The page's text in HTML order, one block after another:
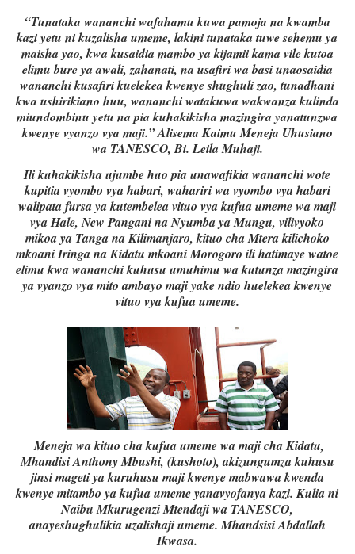
“Tunataka wananchi wafahamu kuwa pamoja na kwamba
kazi yetu ni kuzalisha umeme, lakini tunataka tuwe sehemu ya
maisha yao, kwa kusaidia mambo ya kijamii kama vile kutoa
elimu bure ya awali, zahanati, na usafiri wa basi unaosaidia
wananchi kusafiri kuelekea kwenye shughuli zao, tunadhani
kwa ushirikiano huu, wananchi watakuwa wakwanza kulinda
miundombinu yetu na pia kuhakikisha mazingira yanatunzwa
kwenye vyanzo vya maji.” Alisema Kaimu Meneja Uhusiano
wa TANESCO, Bi. Leila Muhaji.
Ili kuhakikisha ujumbe huo pia unawafikia wananchi wote
kupitia vyombo vya habari, wahariri wa vyombo vya habari
walipata fursa ya kutembelea vituo vya kufua umeme wa maji
vya Hale, New Pangani na Nyumba ya Mungu, vilivyoko
mikoa ya Tanga na Kilimanjaro, kituo cha Mtera kilichoko
mkoani Iringa na Kidatu mkoani Morogoro ili hatimaye watoe
elimu kwa wananchi kuhusu umuhimu wa kutunza mazingira
ya vyanzo vya mito ambayo maji yake ndio huelekea kwenye
vituo vya kufua umeme.
Meneja wa kituo cha kufua umeme wa maji cha Kidatu,
Mhandisi Anthony Mbushi, (kushoto), akizungumza kuhusu
jinsi mageti ya kuruhusu maji kwenye mabwawa kwenda
kwenye mitambo ya kufua umeme yanavyofanya kazi. Kulia ni
Naibu Mkurugenzi Mtendaji wa TANESCO,
anayeshughulikia uzalishaji umeme. Mhandsisi Abdallah
Ikwasa.